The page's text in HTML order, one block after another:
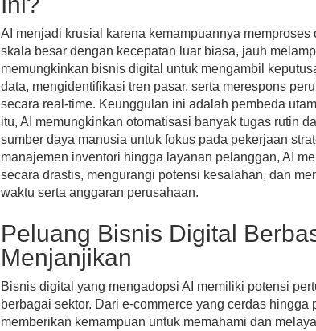
AI menjadi krusial karena kemampuannya
skala besar dengan kecepatan luar biasa, jauh
memungkinkan bisnis digital untuk mengambil
data, mengidentifikasi tren pasar, serta merespons
secara real-time. Keunggulan ini adalah pembeda
itu, AI memungkinkan otomatisasi banyak tugas rutin
sumber daya manusia untuk fokus pada pekerjaan
manajemen inventori hingga layanan pelanggan, AI
secara drastis, mengurangi potensi kesalahan, dan
waktu serta anggaran perusahaan.
Peluang Bisnis Digital
Menjanjikan
Bisnis digital yang mengadopsi AI memiliki potensi
berbagai sektor. Dari e-commerce yang cerdas hingga
memberikan kemampuan untuk memahami dan